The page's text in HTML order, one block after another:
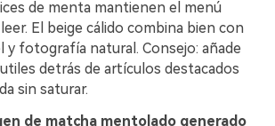
de menta mantienen el menú
El beige cálido combina bien con
y fotografía natural. Consejo: añade
detrás de artículos destacados
sin saturar.
de matcha mentolado generado